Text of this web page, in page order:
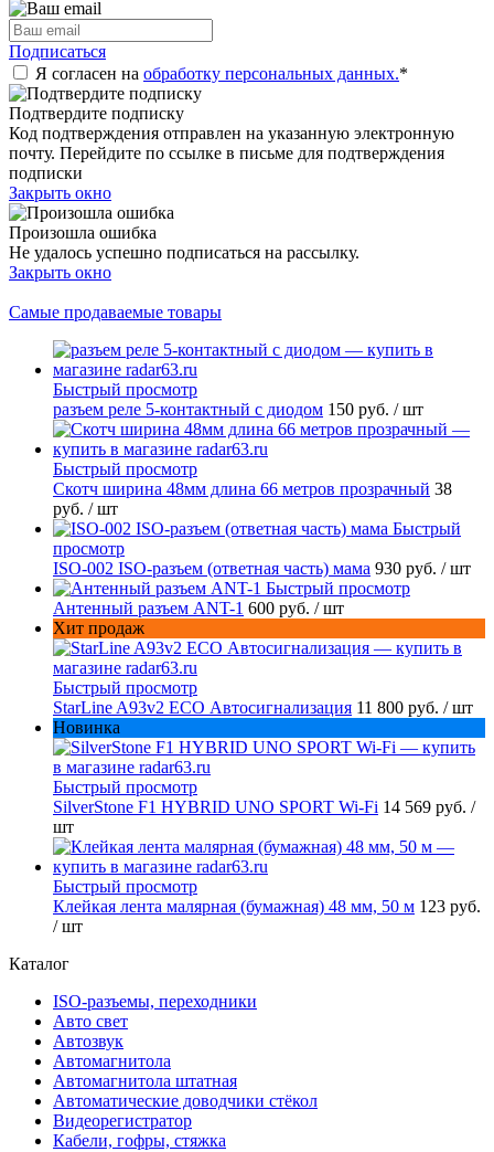
Подписаться
Я согласен на обработку персональных данных.*
Подтвердите подписку
Код подтверждения отправлен на указанную электронную
почту. Перейдите по ссылке в письме для подтверждения
подписки
Закрыть окно
Произошла ошибка
Не удалось успешно подписаться на рассылку.
Закрыть окно
Самые продаваемые товары
Быстрый просмотр
разъем реле 5-контактный с диодом 150 руб. / шт
Быстрый просмотр
Скотч ширина 48мм длина 66 метров прозрачный 38
руб. / шт
Быстрый
просмотр
ISO-002 ISO-разъем (ответная часть) мама 930 руб. / шт
Быстрый просмотр
Антенный разъем ANT-1 600 руб. / шт
Хит продаж
Быстрый просмотр
StarLine A93v2 ECO Автосигнализация 11 800 руб. / шт
Новинка
Быстрый просмотр
SilverStone F1 HYBRID UNO SPORT Wi-Fi 14 569 руб. /
шт
Быстрый просмотр
Клейкая лента малярная (бумажная) 48 мм, 50 м 123 руб.
/ шт
Каталог
ISO-разъемы, переходники
Авто свет
Автозвук
Автомагнитола
Автомагнитола штатная
Автоматические доводчики стёкол
Видеорегистратор
Кабели, гофры, стяжка